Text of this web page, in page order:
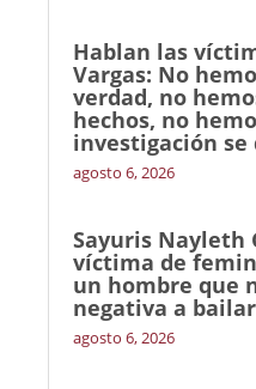
Hablan las
Vargas: No
verdad, no
hechos, no
investigación se
agosto 6, 2026
Sayuris Nayleth
víctima de
un hombre que
negativa a bailar
agosto 6, 2026